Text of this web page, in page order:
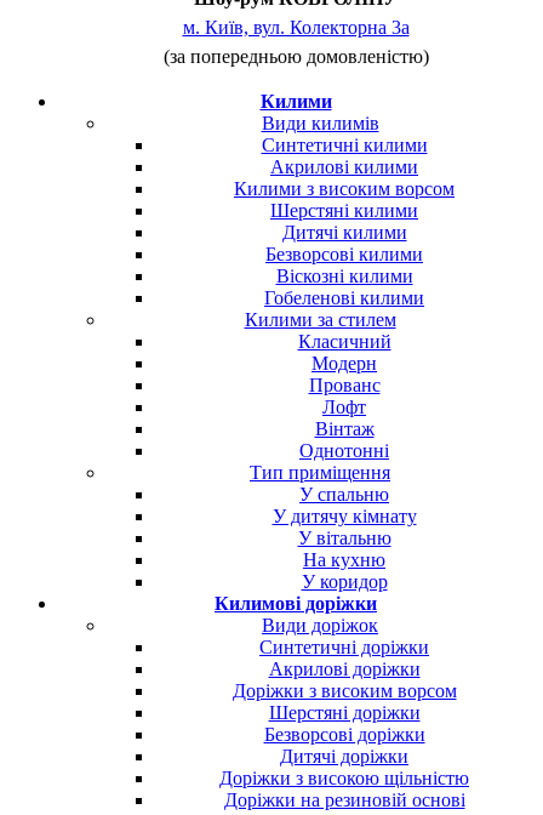
м. Київ, вул. Колекторна 3а
(за попередньою домовленістю)
Килими
Види килимів
Синтетичні килими
Акрилові килими
Килими з високим ворсом
Шерстяні килими
Дитячі килими
Безворсові килими
Віскозні килими
Гобеленові килими
Килими за стилем
Класичний
Модерн
Прованс
Лофт
Вінтаж
Однотонні
Тип приміщення
У спальню
У дитячу кімнату
У вітальню
На кухню
У коридор
Килимові доріжки
Види доріжок
Синтетичні доріжки
Акрилові доріжки
Доріжки з високим ворсом
Шерстяні доріжки
Безворсові доріжки
Дитячі доріжки
Доріжки з високою щільністю
Доріжки на резиновій основі